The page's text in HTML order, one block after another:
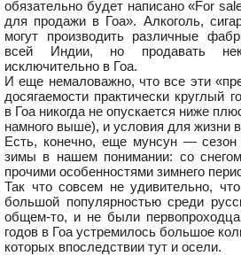
обязательно будет написано «For
для продажи в Гоа». Алкоголь,
могут производить различные
всей Индии, но продавать
исключительно в Гоа.
И еще немаловажно, что все эти
досягаемости практически круглый
в Гоа никогда не опускается ниже
намного выше), и условия для жизни
Есть, конечно, еще мунсун —
зимы в нашем понимании: со
прочими особенностями зимнего
Так что совсем не удивительно,
большой популярностью среди
общем-то, и не были
годов в Гоа устремилось большое
которых впоследствии тут и осели.